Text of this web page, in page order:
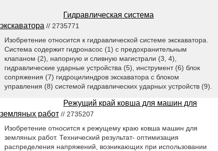
Гидравлическая система
экскаватора // 2735771
Изобретение относится к гидравлической системе экскаватора.
Система содержит гидронасос (1) с предохранительным
клапаном (2), напорную и сливную магистрали (3, 4),
гидравлические ударные устройства (5), инструмент (6) блок
сопряжения (7) гидроцилиндров экскаватора с блоком
управления (8) системой гидравлических ударных устройств (9).
Режущий край ковша для машин для
земляных работ // 2735207
Изобретение относится к режущему краю ковша машин для
земляных работ. Технический результат- оптимизация
распределения напряжений, возникающих при использовании